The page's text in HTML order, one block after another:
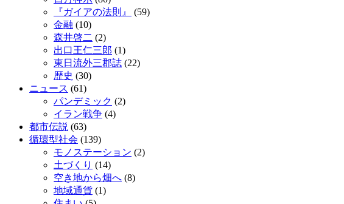
『ガイアの法則』
(59)
金融 (10)
森井啓二 (2)
出口王仁三郎 (1)
東日流外三郡誌 (22)
歴史 (30)
ニュース (61)
パンデミック (2)
イラン戦争 (4)
都市伝説 (63)
循環型社会 (139)
モノステーション (2)
土づくり (14)
空き地から畑へ (8)
地域通貨 (1)